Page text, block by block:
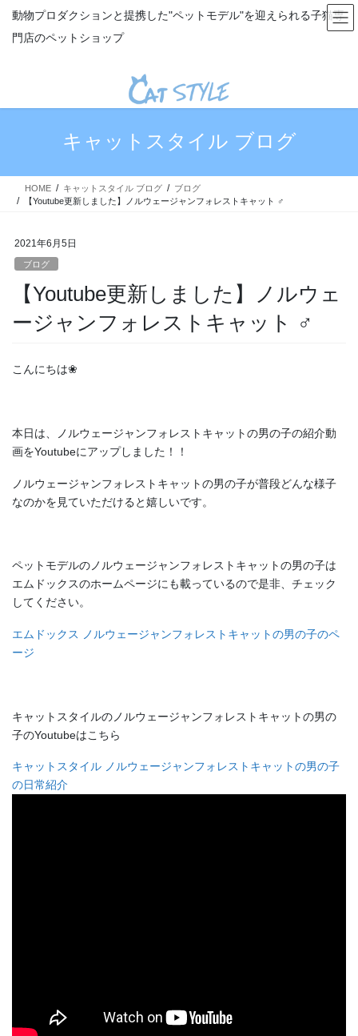
ス
ン
動物プロダクションと提携した"ペットモデル"を迎えられる子猫専
門店のペットショップ
キャットスタイル ブログ
HOME キャットスタイル ブログ
ブログ
【Youtube更新しました】ノルウェージャンフォレストキャット ♂
2021年6月5日
ブログ
【Youtube更新しました】ノルウェ
ージャンフォレストキャット ♂
こんにちは❀
本日は、ノルウェージャンフォレストキャットの男の子の紹介動
画をYoutubeにアップしました！！
ノルウェージャンフォレストキャットの男の子が普段どんな様子
なのかを見ていただけると嬉しいです。
ペットモデルのノルウェージャンフォレストキャットの男の子は
エムドックスのホームページにも載っているので是非、チェック
してください。
エムドックス ノルウェージャンフォレストキャットの男の子のペ
ージ
キャットスタイルのノルウェージャンフォレストキャットの男の
子のYoutubeはこちら
キャットスタイル ノルウェージャンフォレストキャットの男の子
の日常紹介